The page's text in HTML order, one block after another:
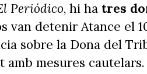
Periódico, hi ha tres
van detenir Atance el
sobre la Dona del
mesures cautelars.